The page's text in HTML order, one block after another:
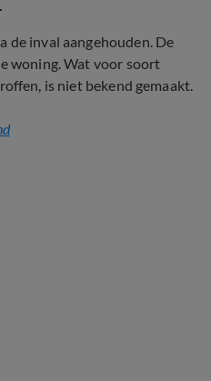
de inval aangehouden. De
woning. Wat voor soort
is niet bekend gemaakt.